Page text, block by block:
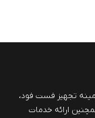
سال سابقه در زمینه تجهیز فست فود،
ارائه خدمات